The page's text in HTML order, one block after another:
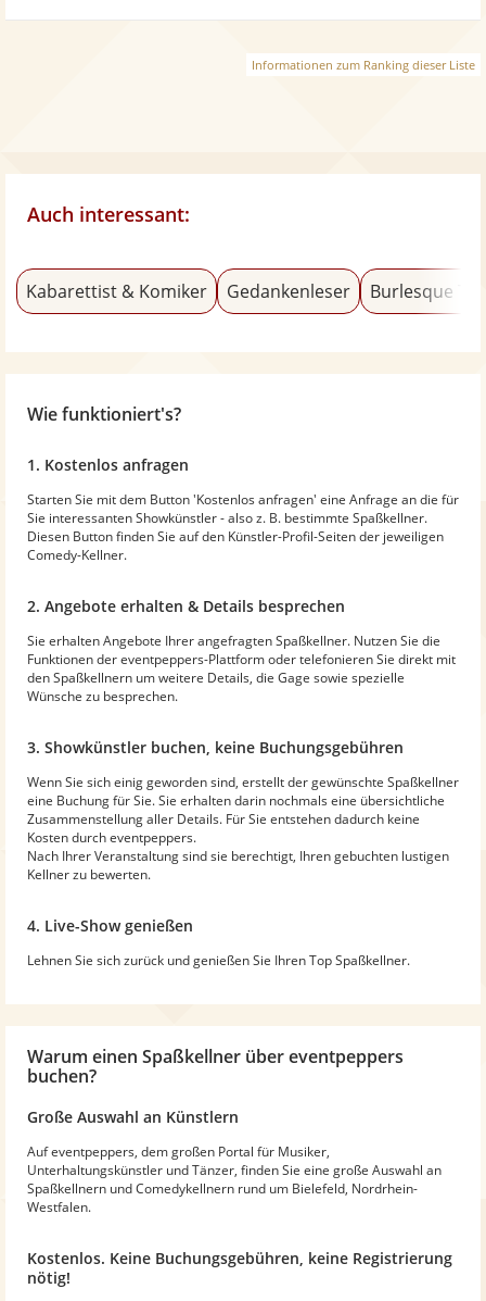
Informationen zum Ranking dieser Liste
Auch interessant:
Kabarettist & Komiker Gedankenleser Burlesque
Wie funktioniert's?
1. Kostenlos anfragen
Starten Sie mit dem Button 'Kostenlos anfragen' eine Anfrage an die für
Sie interessanten Showkünstler - also z. B. bestimmte Spaßkellner.
Diesen Button finden Sie auf den Künstler-Profil-Seiten der jeweiligen
Comedy-Kellner.
2. Angebote erhalten & Details besprechen
Sie erhalten Angebote Ihrer angefragten Spaßkellner. Nutzen Sie die
Funktionen der eventpeppers-Plattform oder telefonieren Sie direkt mit
den Spaßkellnern um weitere Details, die Gage sowie spezielle
Wünsche zu besprechen.
3. Showkünstler buchen, keine Buchungsgebühren
Wenn Sie sich einig geworden sind, erstellt der gewünschte Spaßkellner
eine Buchung für Sie. Sie erhalten darin nochmals eine übersichtliche
Zusammenstellung aller Details. Für Sie entstehen dadurch keine
Kosten durch eventpeppers.
Nach Ihrer Veranstaltung sind sie berechtigt, Ihren gebuchten lustigen
Kellner zu bewerten.
4. Live-Show genießen
Lehnen Sie sich zurück und genießen Sie Ihren Top Spaßkellner.
Warum einen Spaßkellner über eventpeppers
buchen?
Große Auswahl an Künstlern
Auf eventpeppers, dem großen Portal für Musiker,
Unterhaltungskünstler und Tänzer, finden Sie eine große Auswahl an
Spaßkellnern und Comedykellnern rund um Bielefeld, Nordrhein-
Westfalen.
Kostenlos. Keine Buchungsgebühren, keine Registrierung
nötig!